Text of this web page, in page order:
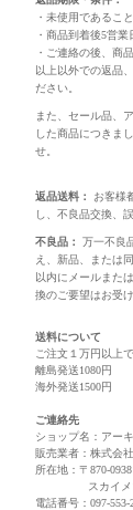
・未使用であること
・商品到着後5営
・ご連絡の後、商
以上以外での返品
ださい。
また、セール品、
した商品につきま
せ。
返品送料：
お客様
し、不良品交換、
不良品：
万一不良
え、新品、または
以内にメールまた
換のご要望はお受
送料について
ご注文１万円以上
離島発送1080円
海外発送1500円
ご連絡先
ショップ名：アー
販売業者：株式会
所在地：〒870-
スカイメゾン
電話番号：097-553-